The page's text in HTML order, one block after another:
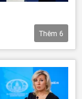
Thêm 6